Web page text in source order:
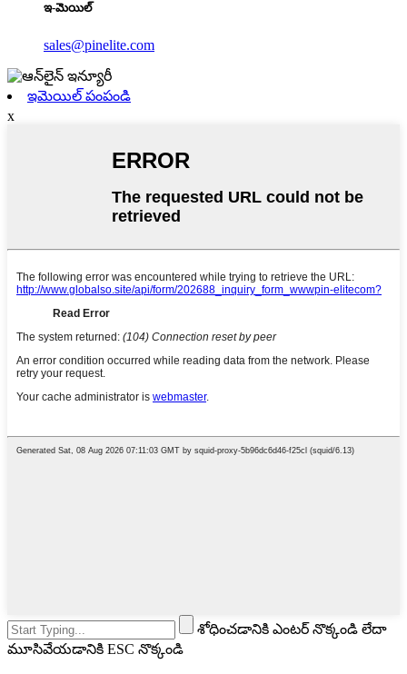
ఇ-మెయిల్
sales@pinelite.com
ఇమెయిల్ పంపండి
x
శోధించడానికి ఎంటర్ నొక్కండి లేదా
మూసివేయడానికి ESC నొక్కండి